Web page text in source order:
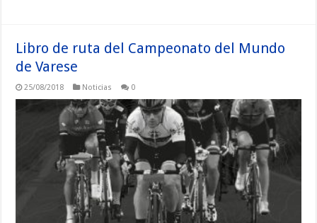
Libro de ruta del Campeonato del Mundo
de Varese
25/08/2018 Noticias 0